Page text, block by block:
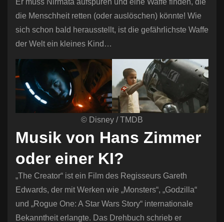
die Menschheit retten (oder auslöschen) könnte! Wie
sich schon bald herausstellt, ist die gefährlichste Waffe
der Welt ein kleines Kind…
© Disney / TMDB
Musik von Hans Zimmer
oder einer KI?
„The Creator“ ist ein Film des Regisseurs Gareth
Edwards, der mit Werken wie „Monsters“, „Godzilla“
und „Rogue One: A Star Wars Story“ internationale
Bekanntheit erlangte. Das Drehbuch schrieb er